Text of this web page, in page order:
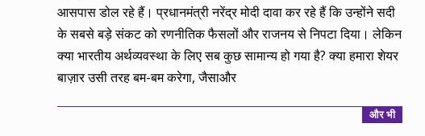
आसपास डोल रहे हैं। प्रधानमंत्री नरेंद्र मोदी दावा कर रहे हैं कि उन्होंने सदी
के सबसे बड़े संकट को रणनीतिक फैसलों और राजनय से निपटा दिया। लेकिन
क्या भारतीय अर्थव्यवस्था के लिए सब कुछ सामान्य हो गया है? क्या हमारा शेयर
बाज़ार उसी तरह बम-बम करेगा, जैसाऔर
और भी